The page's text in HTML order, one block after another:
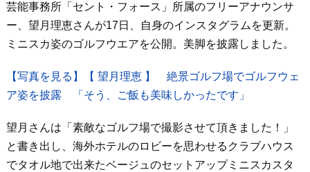
芸能事務所「セント・フォース」所属のフリーアナウンサ
ー、望月理恵さんが17日、自身のインスタグラムを更新。
ミニスカ姿のゴルフウエアを公開。美脚を披露しました。
【写真を見る】【 望月理恵 】 絶景ゴルフ場でゴルフウェ
ア姿を披露 「そう、ご飯も美味しかったです」
望月さんは「素敵なゴルフ場で撮影させて頂きました！」
と書き出し、海外ホテルのロビーを思わせるクラブハウス
でタオル地で出来たベージュのセットアップミニスカスタ